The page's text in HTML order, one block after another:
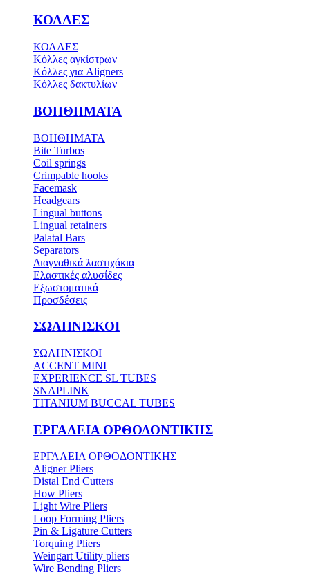
ΚΟΛΛΕΣ
ΚΟΛΛΕΣ
Κόλλες αγκίστρων
Κόλλες για Aligners
Κόλλες δακτυλίων
ΒΟΗΘΗΜΑΤΑ
ΒΟΗΘΗΜΑΤΑ
Bite Turbos
Coil springs
Crimpable hooks
Facemask
Headgears
Lingual buttons
Lingual retainers
Palatal Bars
Separators
Διαγναθικά λαστιχάκια
Ελαστικές αλυσίδες
Εξωστοματικά
Προσδέσεις
ΣΩΛΗΝΙΣΚΟΙ
ΣΩΛΗΝΙΣΚΟΙ
ACCENT MINI
EXPERIENCE SL TUBES
SNAPLINK
TITANIUM BUCCAL TUBES
ΕΡΓΑΛΕΙΑ ΟΡΘΟΔΟΝΤΙΚΗΣ
ΕΡΓΑΛΕΙΑ ΟΡΘΟΔΟΝΤΙΚΗΣ
Aligner Pliers
Distal End Cutters
How Pliers
Light Wire Pliers
Loop Forming Pliers
Pin & Ligature Cutters
Torquing Pliers
Weingart Utility pliers
Wire Bending Pliers